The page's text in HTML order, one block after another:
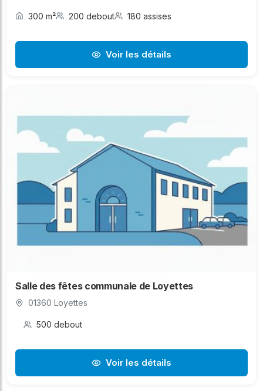
300 m² 200 debout 180 assises
Voir les détails
Salle des fêtes communale de Loyettes
01360 Loyettes
500 debout
Voir les détails